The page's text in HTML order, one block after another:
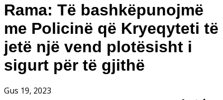
Rama: Të bashkëpunojmë
me Policinë që Kryeqyteti të
jetë një vend plotësisht i
sigurt për të gjithë
Gus 19, 2023